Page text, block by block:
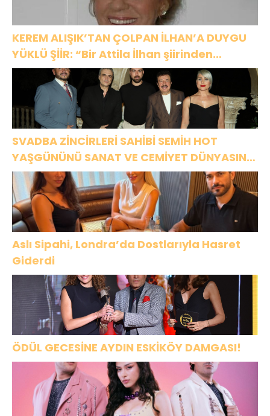
KEREM ALIŞIK’TAN ÇOLPAN İLHAN’A DUYGU
YÜKLÜ ŞİİR: “Bir Attila İlhan şiirinden
çıkmıştı sanki”
SVADBA ZİNCİRLERİ SAHİBİ SEMİH HOT
YAŞGÜNÜNÜ SANAT VE CEMİYET DÜNYASININ
ÜNLÜ İSİMLERİYLE KUTLADI!
Aslı Sipahi, Londra’da Dostlarıyla Hasret
Giderdi
ÖDÜL GECESİNE AYDIN ESKİKÖY DAMGASI!